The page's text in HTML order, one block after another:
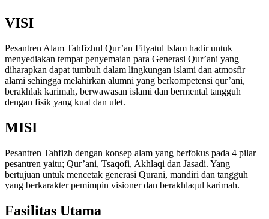
VISI
Pesantren Alam Tahfizhul Qur’an Fityatul Islam hadir untuk
menyediakan tempat penyemaian para Generasi Qur’ani yang
diharapkan dapat tumbuh dalam lingkungan islami dan atmosfir
alami sehingga melahirkan alumni yang berkompetensi qur’ani,
berakhlak karimah, berwawasan islami dan bermental tangguh
dengan fisik yang kuat dan ulet.
MISI
Pesantren Tahfizh dengan konsep alam yang berfokus pada 4 pilar
pesantren yaitu; Qur’ani, Tsaqofi, Akhlaqi dan Jasadi. Yang
bertujuan untuk mencetak generasi Qurani, mandiri dan tangguh
yang berkarakter pemimpin visioner dan berakhlaqul karimah.
Fasilitas Utama